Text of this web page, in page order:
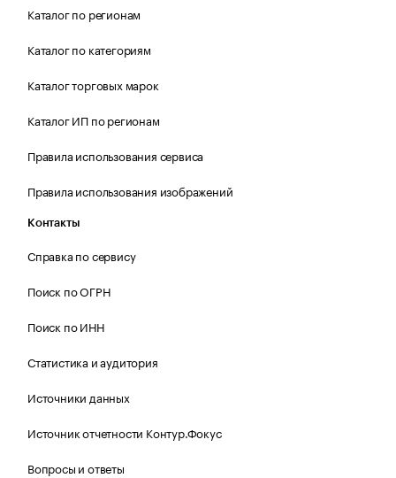
Каталог по регионам
Каталог по категориям
Каталог торговых марок
Каталог ИП по регионам
Правила использования сервиса
Правила использования изображений
Контакты
Справка по сервису
Поиск по ОГРН
Поиск по ИНН
Статистика и аудитория
Источники данных
Источник отчетности Контур.Фокус
Вопросы и ответы